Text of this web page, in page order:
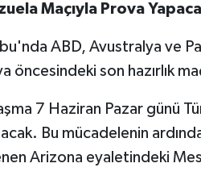
Maçıyla Prova
ABD, Avustralya ve
öncesindeki son hazırlık
7 Haziran Pazar günü
Bu mücadelenin
Arizona eyaletindeki